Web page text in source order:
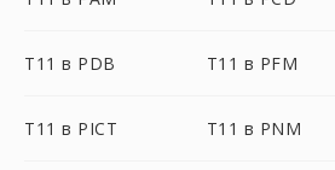
T11 в PDB T11 в PFM
T11 в PICT T11 в PNM